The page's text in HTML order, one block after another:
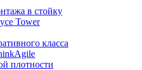
в стойку
Tower
класса
плотности